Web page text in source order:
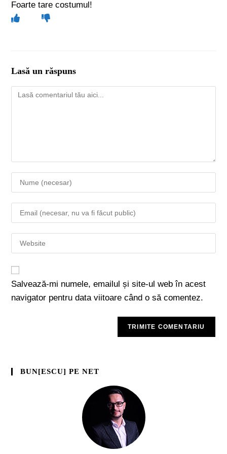
Foarte tare costumul!
Lasă un răspuns
Salvează-mi numele, emailul și site-ul web în acest
navigator pentru data viitoare când o să comentez.
BUN[ESCU] PE NET